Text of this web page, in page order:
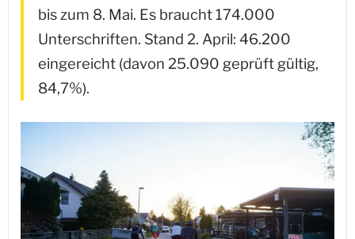
bis zum 8. Mai. Es braucht 174.000
Unterschriften. Stand 2. April: 46.200
eingereicht (davon 25.090 geprüft gültig,
84,7%).